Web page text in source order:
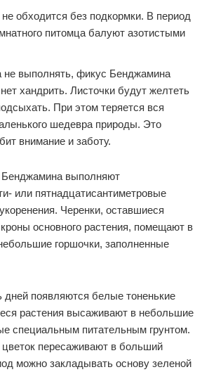
обходится без подкормки. В период
питомца балуют азотистыми
не выполнять, фикус Бенджамина
хандрить. Листочки будут желтеть
При этом теряется вся
шедевра природы. Это
внимание и заботу.
выполняют
или пятнадцатисантиметровые
Черенки, оставшиеся
основного растения, помещают в
горшочки, заполненные
дней появляются белые тоненькие
растения высаживают в небольшие
специальным питательным грунтом.
пересаживают в больший
можно закладывать основу зеленой